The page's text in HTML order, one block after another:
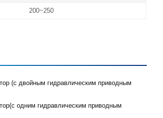
200~250
(с двойным гидравлическим приводным
одним гидравлическим приводным